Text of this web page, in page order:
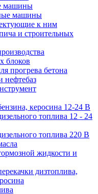
машины
машины
к ним
и строительных
блоков
прогрева бетона
нефтебаз
керосина 12-24 В
топлива 12 - 24
топлива 220 В
жидкости и
дизтоплива,